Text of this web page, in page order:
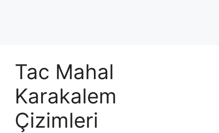
Tac Mahal
Karakalem
Çizimleri